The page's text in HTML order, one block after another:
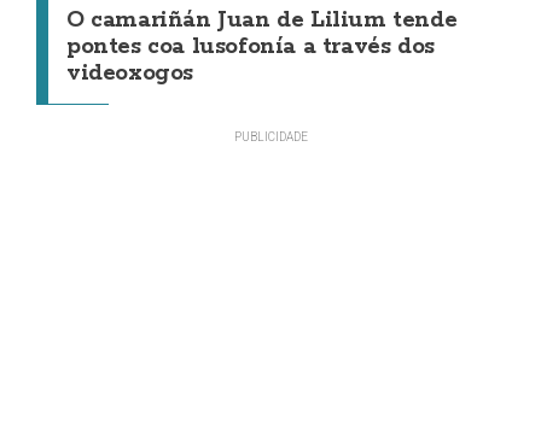
O camariñán Juan de Lilium tende
pontes coa lusofonía a través dos
videoxogos